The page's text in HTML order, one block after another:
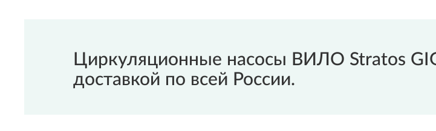
Циркуляционные насосы ВИЛО Stratos
доставкой по всей России.